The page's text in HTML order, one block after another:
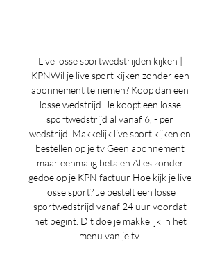
Live losse sportwedstrijden kijken |
KPNWil je live sport kijken zonder een
abonnement te nemen? Koop dan een
losse wedstrijd. Je koopt een losse
sportwedstrijd al vanaf 6, - per
wedstrijd. Makkelijk live sport kijken en
bestellen op je tv Geen abonnement
maar eenmalig betalen Alles zonder
gedoe op je KPN factuur Hoe kijk je live
losse sport? Je bestelt een losse
sportwedstrijd vanaf 24 uur voordat
het begint. Dit doe je makkelijk in het
menu van je tv.